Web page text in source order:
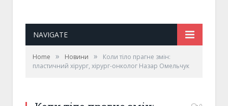
NAVIGATE
Home » Новини »
Коли тіло прагне змін:
пластичний хірург, хірург-онколог Назар Омельчук